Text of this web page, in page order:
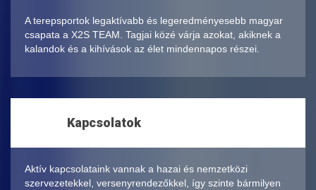
A terepsportok legaktívabb és legeredményesebb magyar
csapata a X2S TEAM. Tagjai közé várja azokat, akiknek a
kalandok és a kihívások az élet mindennapos részei.
Kapcsolatok
Aktív kapcsolataink vannak a hazai és nemzetközi
szervezetekkel, versenyrendezőkkel, így szinte bármilyen